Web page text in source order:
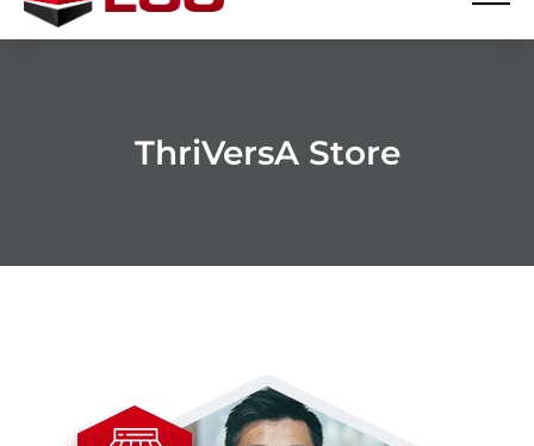
ThriVersA Store